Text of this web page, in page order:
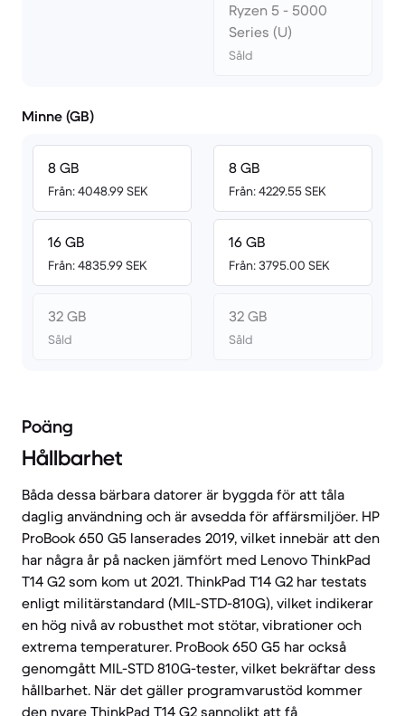
Ryzen 5 - 5000
Series (U)
Såld
Minne (GB)
8 GB
Från: 4048.99 SEK
16 GB
Från: 4835.99 SEK
32 GB
Såld
8 GB
Från: 4229.55 SEK
16 GB
Från: 3795.00 SEK
32 GB
Såld
Poäng
Hållbarhet
Båda dessa bärbara datorer är byggda för att tåla
daglig användning och är avsedda för affärsmiljöer. HP
ProBook 650 G5 lanserades 2019, vilket innebär att den
har några år på nacken jämfört med Lenovo ThinkPad
T14 G2 som kom ut 2021. ThinkPad T14 G2 har testats
enligt militärstandard (MIL-STD-810G), vilket indikerar
en hög nivå av robusthet mot stötar, vibrationer och
extrema temperaturer. ProBook 650 G5 har också
genomgått MIL-STD 810G-tester, vilket bekräftar dess
hållbarhet. När det gäller programvarustöd kommer
den nyare ThinkPad T14 G2 sannolikt att få